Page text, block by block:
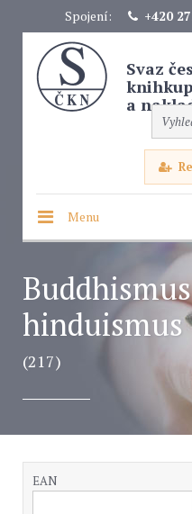
Spojení: +420
Svaz
a
Menu
hinduismus
(217)
EAN